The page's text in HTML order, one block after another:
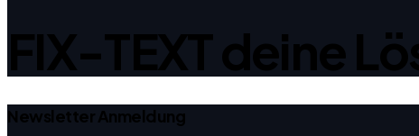
FIX-TEXT deine
Newsletter Anmeldung